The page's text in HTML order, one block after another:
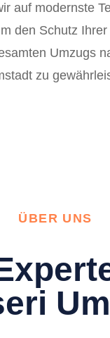
auf modernste
den Schutz
Umzugs
zu
ÜBER UNS